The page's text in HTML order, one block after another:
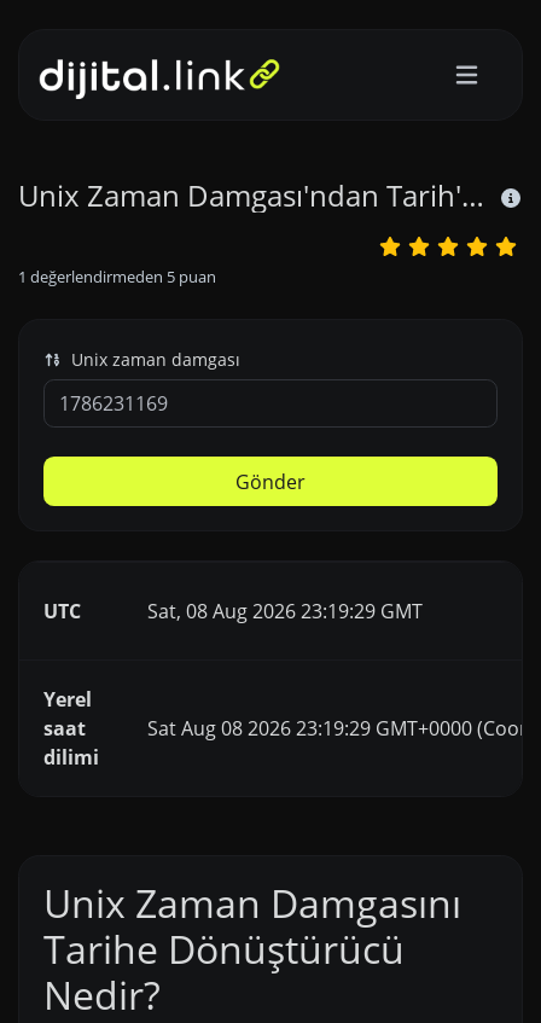
Unix Zaman Damgası'ndan Tarih'e çevirin.
1 değerlendirmeden 5 puan
Unix zaman damgası
Gönder
UTC Sat, 08 Aug 2026 23:19:29 GMT
Yerel
saat
dilimi
Sat Aug 08 2026 23:19:29 GMT+0000
Unix Zaman Damgasını
Tarihe Dönüştürücü
Nedir?